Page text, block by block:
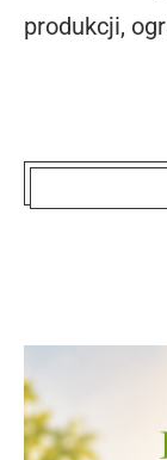
produkcji,